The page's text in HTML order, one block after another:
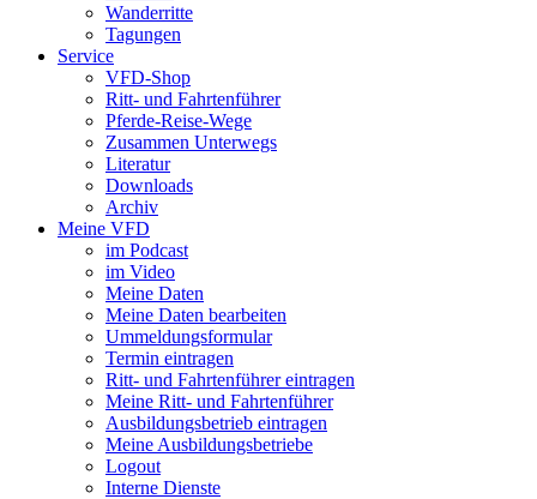
Wanderritte
Tagungen
Service
VFD-Shop
Ritt- und Fahrtenführer
Pferde-Reise-Wege
Zusammen Unterwegs
Literatur
Downloads
Archiv
Meine VFD
im Podcast
im Video
Meine Daten
Meine Daten bearbeiten
Ummeldungsformular
Termin eintragen
Ritt- und Fahrtenführer eintragen
Meine Ritt- und Fahrtenführer
Ausbildungsbetrieb eintragen
Meine Ausbildungsbetriebe
Logout
Interne Dienste